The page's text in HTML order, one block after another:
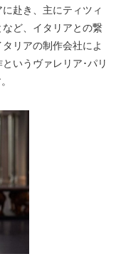
赴き、主にティツィ
ど、イタリアとの繋
リアの制作会社によ
いうヴァレリア･パリ